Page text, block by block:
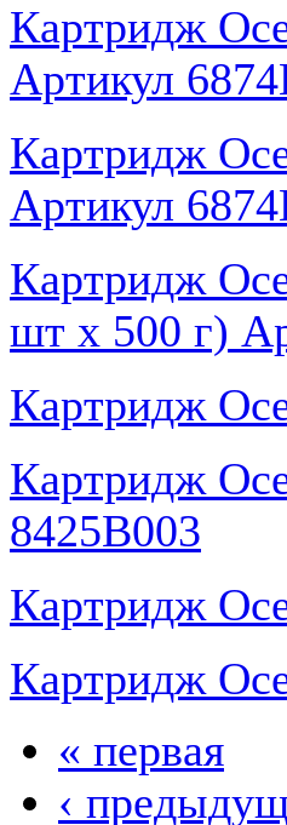
Картридж
Артикул
Картридж
Артикул
Картридж
шт x 500 г)
Картридж
Картридж
8425B003
Картридж
Картридж
« первая
‹